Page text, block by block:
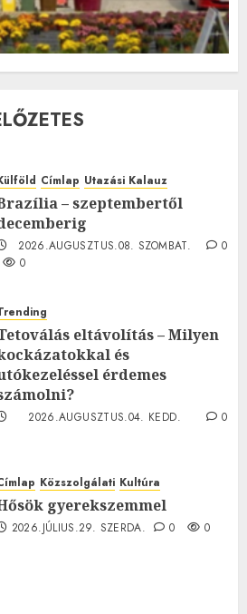
Címlap Utazási Kalauz
– szeptembertől
2026.AUGUSZTUS.08. SZOMBAT.
0
0
eltávolítás – Milyen
és
érdemes
2026.AUGUSZTUS.04. KEDD.
0
Közszolgálati Kultúra
gyerekszemmel
2026.JÚLIUS.29. SZERDA. 0 0